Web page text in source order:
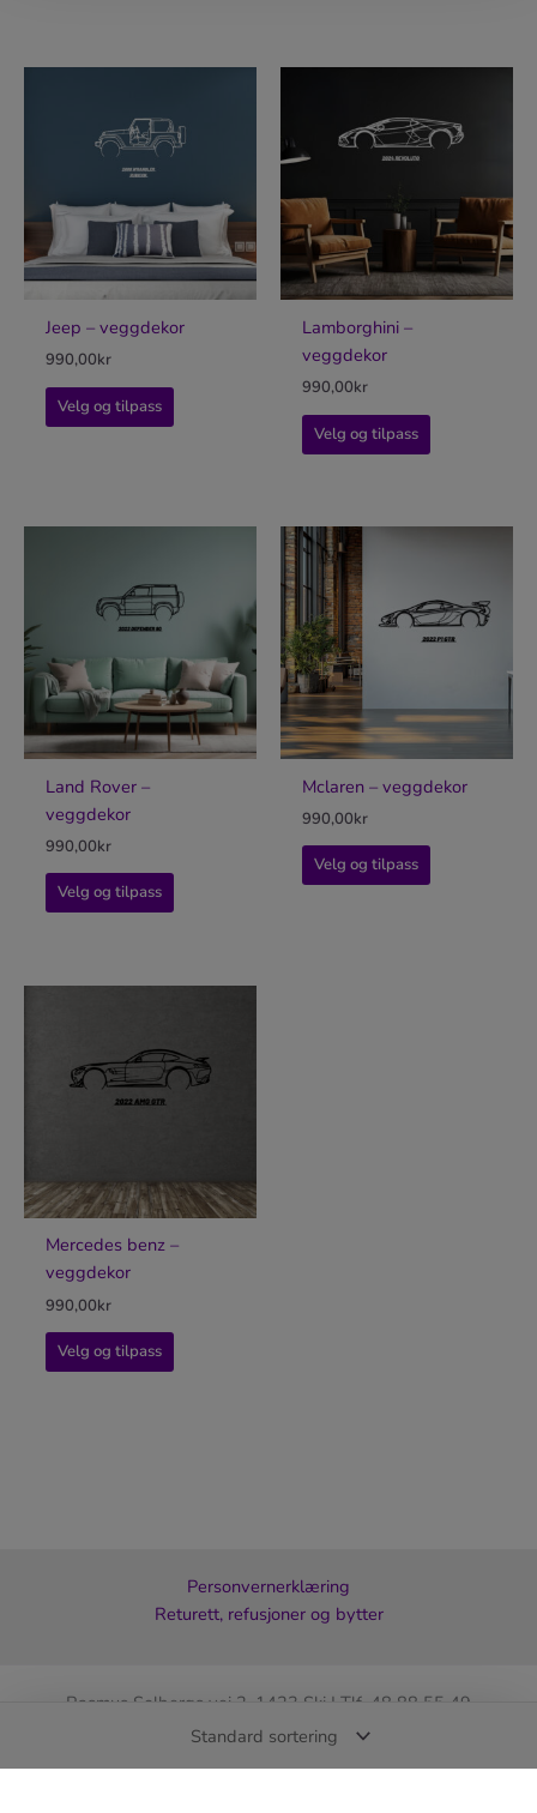
Jeep – veggdekor
990,00kr
Velg og tilpass
Lamborghini –
veggdekor
990,00kr
Velg og tilpass
Land Rover –
veggdekor
990,00kr
Velg og tilpass
Mclaren – veggdekor
990,00kr
Velg og tilpass
Mercedes benz –
veggdekor
990,00kr
Velg og tilpass
Personvernerklæring
Returett, refusjoner og bytter
Rasmus Solbergs vei 2, 1423 Ski | Tlf. 48 88 55 49
Skiltkompaniet er en tjeneste levert av Artworx AS – Org.nr 930
452 904